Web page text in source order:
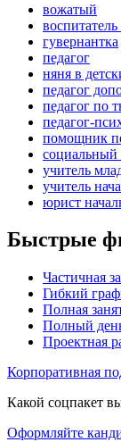
вожатый
гувернантка
педагог
няня в
педагог
педагог по
педагог-
помощник
социальный
учитель
учитель
юрист
Быстрые
Частичная
Гибкий
Полная
Полный
Проектная
Корпоративная
Какой соцпакет
Оформляйте